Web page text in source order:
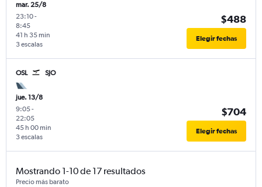
mar. 25/8
23:10-
8:45
3 escalas
41 h 35 min
$488
Elegir fechas
OSL SJO
jue. 13/8
9:05-
22:05
3 escalas
45 h 00 min
$704
Elegir fechas
Mostrando 1-10 de 17 resultados
Precio más barato